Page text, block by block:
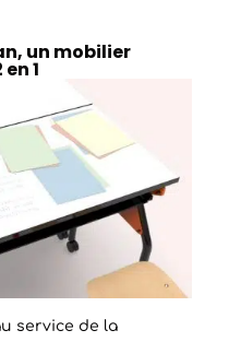
un mobilier
1
service de la